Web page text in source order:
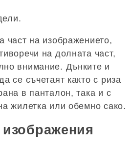
част на изображението,
на долната част,
внимание. Дънките и
се съчетаят както с риза
в панталон, така и с
жилетка или обемно сако.